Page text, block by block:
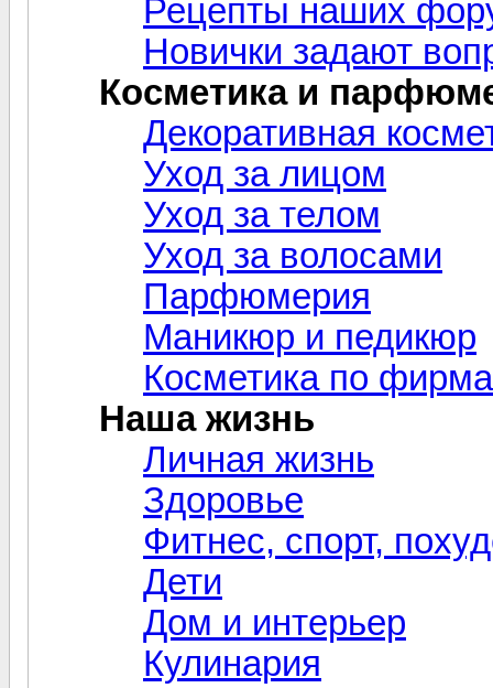
Рецепты наших
Новички задают
Косметика и
Декоративная
Уход за лицом
Уход за телом
Уход за волосами
Парфюмерия
Маникюр и педикюр
Косметика по
Наша жизнь
Личная жизнь
Здоровье
Фитнес, спорт,
Дети
Дом и интерьер
Кулинария